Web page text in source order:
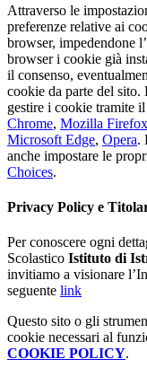
Attraverso le
preferenze relative ai
browser, impedendone
browser i cookie già
il consenso,
cookie da parte del sito.
gestire i cookie tramite
Chrome, Mozilla Firefox
Microsoft Edge, Opera.
anche impostare le
Choices.
Privacy Policy e
Per conoscere ogni
Scolastico Istituto di
invitiamo a visionare
seguente link
Questo sito o gli
cookie necessari al
COOKIE POLICY.